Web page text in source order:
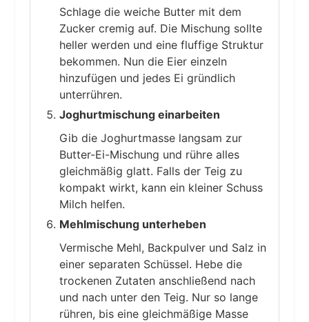
Schlage die weiche Butter mit dem
Zucker cremig auf. Die Mischung sollte
heller werden und eine fluffige Struktur
bekommen. Nun die Eier einzeln
hinzufügen und jedes Ei gründlich
unterrühren.
Joghurtmischung einarbeiten
Gib die Joghurtmasse langsam zur
Butter-Ei-Mischung und rühre alles
gleichmäßig glatt. Falls der Teig zu
kompakt wirkt, kann ein kleiner Schuss
Milch helfen.
Mehlmischung unterheben
Vermische Mehl, Backpulver und Salz in
einer separaten Schüssel. Hebe die
trockenen Zutaten anschließend nach
und nach unter den Teig. Nur so lange
rühren, bis eine gleichmäßige Masse